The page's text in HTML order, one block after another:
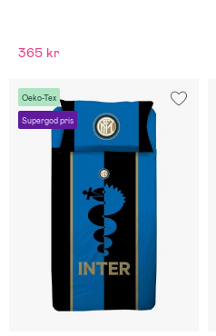
365 kr
Oeko-Tex
Supergod pris